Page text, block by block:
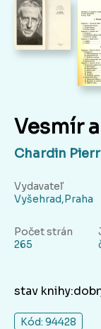
Vesmír
Chardin
Vydavateľ
Vyšehrad,Praha
Počet strán
265
stav
Kód: 94428